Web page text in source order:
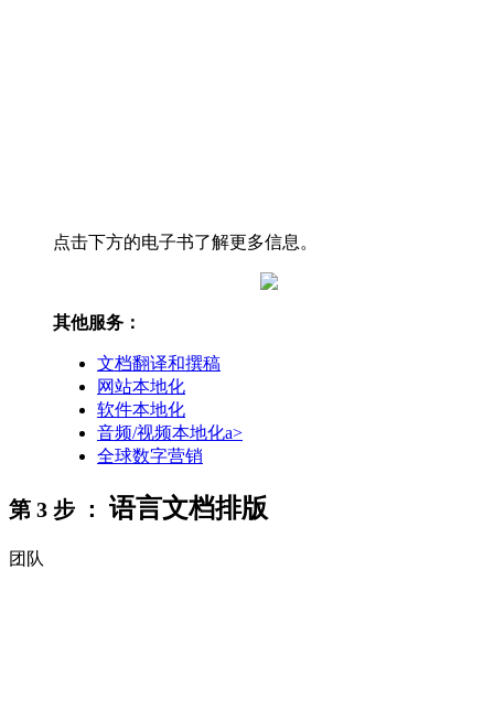
点击下方的电子书了解更多信息。
其他服务：
文档翻译和撰稿
网站本地化
软件本地化
音频/视频本地化a>
全球数字营销
第 3 步 ： 语言文档排版
团队